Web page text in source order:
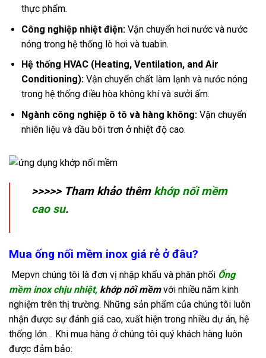
thực phẩm.
Công nghiệp nhiệt điện:Vận chuyển hơi nước và nước
nóng trong hệ thống lò hơi và tuabin.
Hệ thống HVAC (Heating, Ventilation, and Air
Conditioning):Vận chuyển chất làm lạnh và nước nóng
trong hệ thống điều hòa không khí và sưởi ấm.
Ngành công nghiệp ô tô và hàng không:Vận chuyển
nhiên liệu và dầu bôi trơn ở nhiệt độ cao.
>>>>> Tham khảo thêm khớp nối mềm
cao su.
Mua ống nối mềm inox giá rẻ ở đâu?
Mepvn chúng tôi là đơn vị nhập khẩu và phân phối Ống
mềm inox chịu nhiệt, khớp nối mềmvới nhiều năm kinh
nghiệm trên thị trường. Những sản phẩm của chúng tôi luôn
nhận được sự đánh giá cao, xuất hiện trong nhiều dự án, hệ
thống lớn… Khi mua hàng ở chúng tôi quý khách hàng luôn
được đảm bảo: